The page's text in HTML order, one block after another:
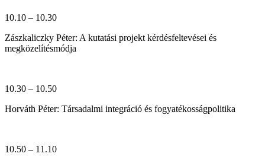
10.10 – 10.30
Zászkaliczky Péter: A kutatási projekt kérdésfeltevései és
megközelítésmódja
10.30 – 10.50
Horváth Péter: Társadalmi integráció és fogyatékosságpolitika
10.50 – 11.10